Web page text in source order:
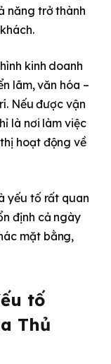
năng trở thành
kinh doanh
lãm, văn hóa –
Nếu được vận
là nơi làm việc
hoạt động về
yếu tố rất quan
định cả ngày
mặt bằng,
tố
Thủ